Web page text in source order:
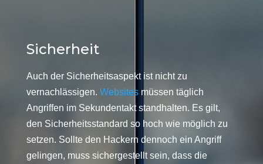
Sicherheit
Auch der Sicherheitsaspekt ist nicht zu
vernachlässigen. Websitesmüssen täglich
Angriffen im Sekundentakt standhalten. Es gilt,
den Sicherheitsstandard so hoch wie möglich zu
setzen. Sollte den Hackern dennoch ein Angriff
gelingen, muss sichergestellt sein, dass die